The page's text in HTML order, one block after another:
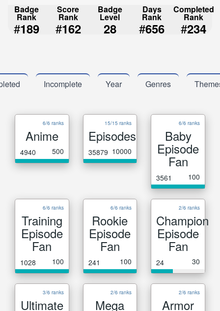
Badge
Rank
#189
Score
Rank
#162
Badge
Level
28
Days
Rank
#656
Completed
Rank
#234
Incomplete Year Genres
6/6 ranks
Anime
4940 500
15/15 ranks
Episodes
35879 10000
6/6 ranks
Baby
Episode
Fan
3561 100
6/6 ranks
Training
Episode
Fan
1028 100
6/6 ranks
Rookie
Episode
Fan
241 100
2/6 ranks
Champion
Episode
Fan
24 30
3/6 ranks
Ultimate
2/6 ranks
Mega
2/6 ranks
Armor